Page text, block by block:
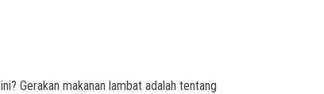
Gerakan makanan lambat adalah tentang